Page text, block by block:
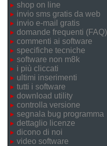
shop on line
invio sms gratis da web
invio e-mail gratis
domande frequenti (FAQ)
commenti ai software
specifiche tecniche
software non m8k
i più cliccati
ultimi inserimenti
tutti i software
download utility
controlla versione
segnala bug programma
dettaglio licenze
dicono di noi
video software